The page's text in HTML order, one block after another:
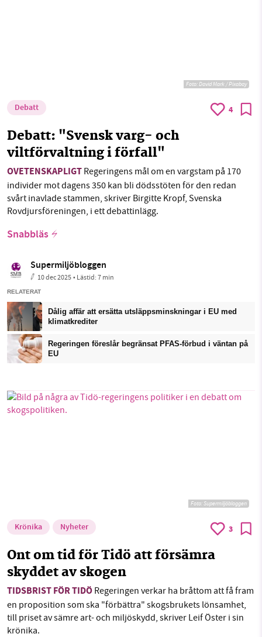
Foto: David Mark / Pixabay
Debatt 4
Debatt: "Svensk varg- och
viltförvaltning i förfall"
OVETENSKAPLIGT Regeringens mål om en vargstam på 170
individer mot dagens 350 kan bli dödsstöten för den redan
svårt inavlade stammen, skriver Birgitte Kropf, Svenska
Rovdjursföreningen, i ett debattinlägg.
Snabbläs
Supermiljöbloggen
10 dec 2025• Lästid:7 min
RELATERAT
Dålig affär att ersätta utsläppsminskningar i EU med
klimatkrediter
Regeringen föreslår begränsat PFAS-förbud i väntan på
EU
Foto: Supermiljöbloggen
Krönika Nyheter 3
Ont om tid för Tidö att försämra
skyddet av skogen
TIDSBRIST FÖR TIDÖ Regeringen verkar ha bråttom att få fram
en proposition som ska "förbättra" skogsbrukets lönsamhet,
till priset av sämre art- och miljöskydd, skriver Leif Öster i sin
krönika.